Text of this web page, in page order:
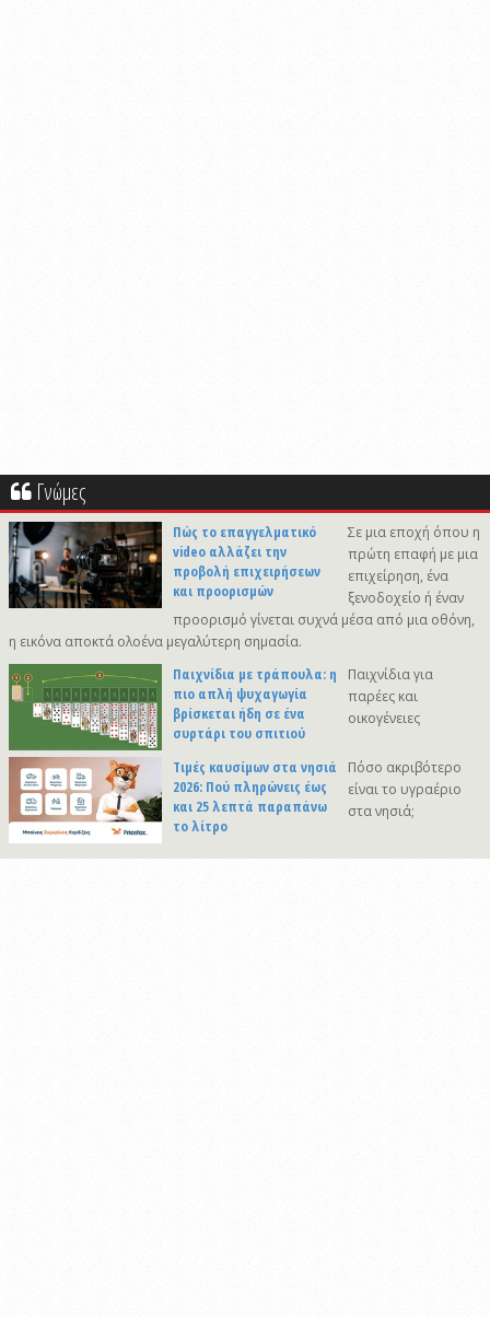
Γνώμες
Πώς το επαγγελματικό
video αλλάζει την
προβολή επιχειρήσεων
και προορισμών
Σε μια εποχή όπου η
πρώτη επαφή με μια
επιχείρηση, ένα
ξενοδοχείο ή έναν
προορισμό γίνεται συχνά μέσα από μια οθόνη,
η εικόνα αποκτά ολοένα μεγαλύτερη σημασία.
Παιχνίδια με τράπουλα: η
πιο απλή ψυχαγωγία
βρίσκεται ήδη σε ένα
συρτάρι του σπιτιού
Παιχνίδια για
παρέες και
οικογένειες
Τιμές καυσίμων στα νησιά
2026: Πού πληρώνεις έως
και 25 λεπτά παραπάνω
το λίτρο
Πόσο ακριβότερο
είναι το υγραέριο
στα νησιά;